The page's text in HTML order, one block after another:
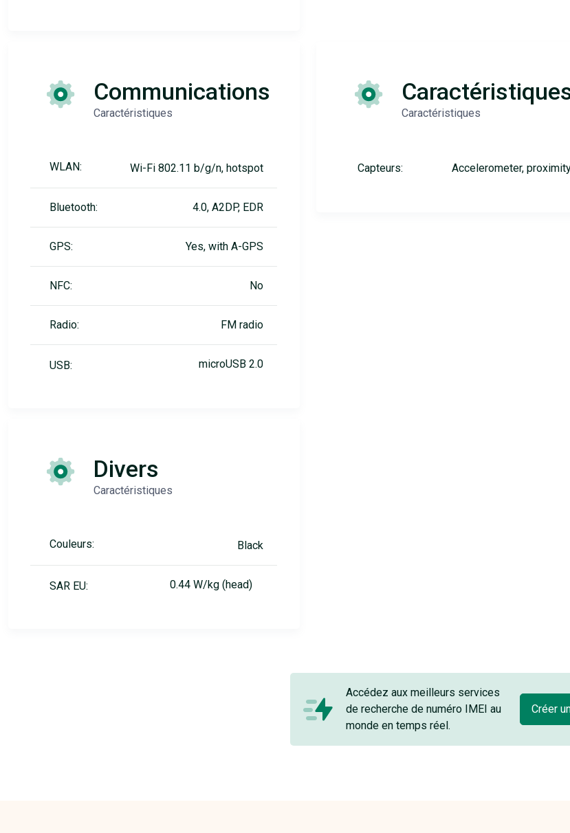
Communications
Caractéristiques
WLAN: Wi-Fi 802.11 b/g/n, hotspot
Bluetooth: 4.0, A2DP, EDR
GPS: Yes, with A-GPS
NFC: No
Radio: FM radio
USB: microUSB 2.0
Caractéristiques
Capteurs: Accelerometer,
Divers
Caractéristiques
Couleurs: Black
SAR EU: 0.44 W/kg (head)
Accédez aux meilleurs services
de recherche de numéro IMEI au
monde en temps réel.
Créer